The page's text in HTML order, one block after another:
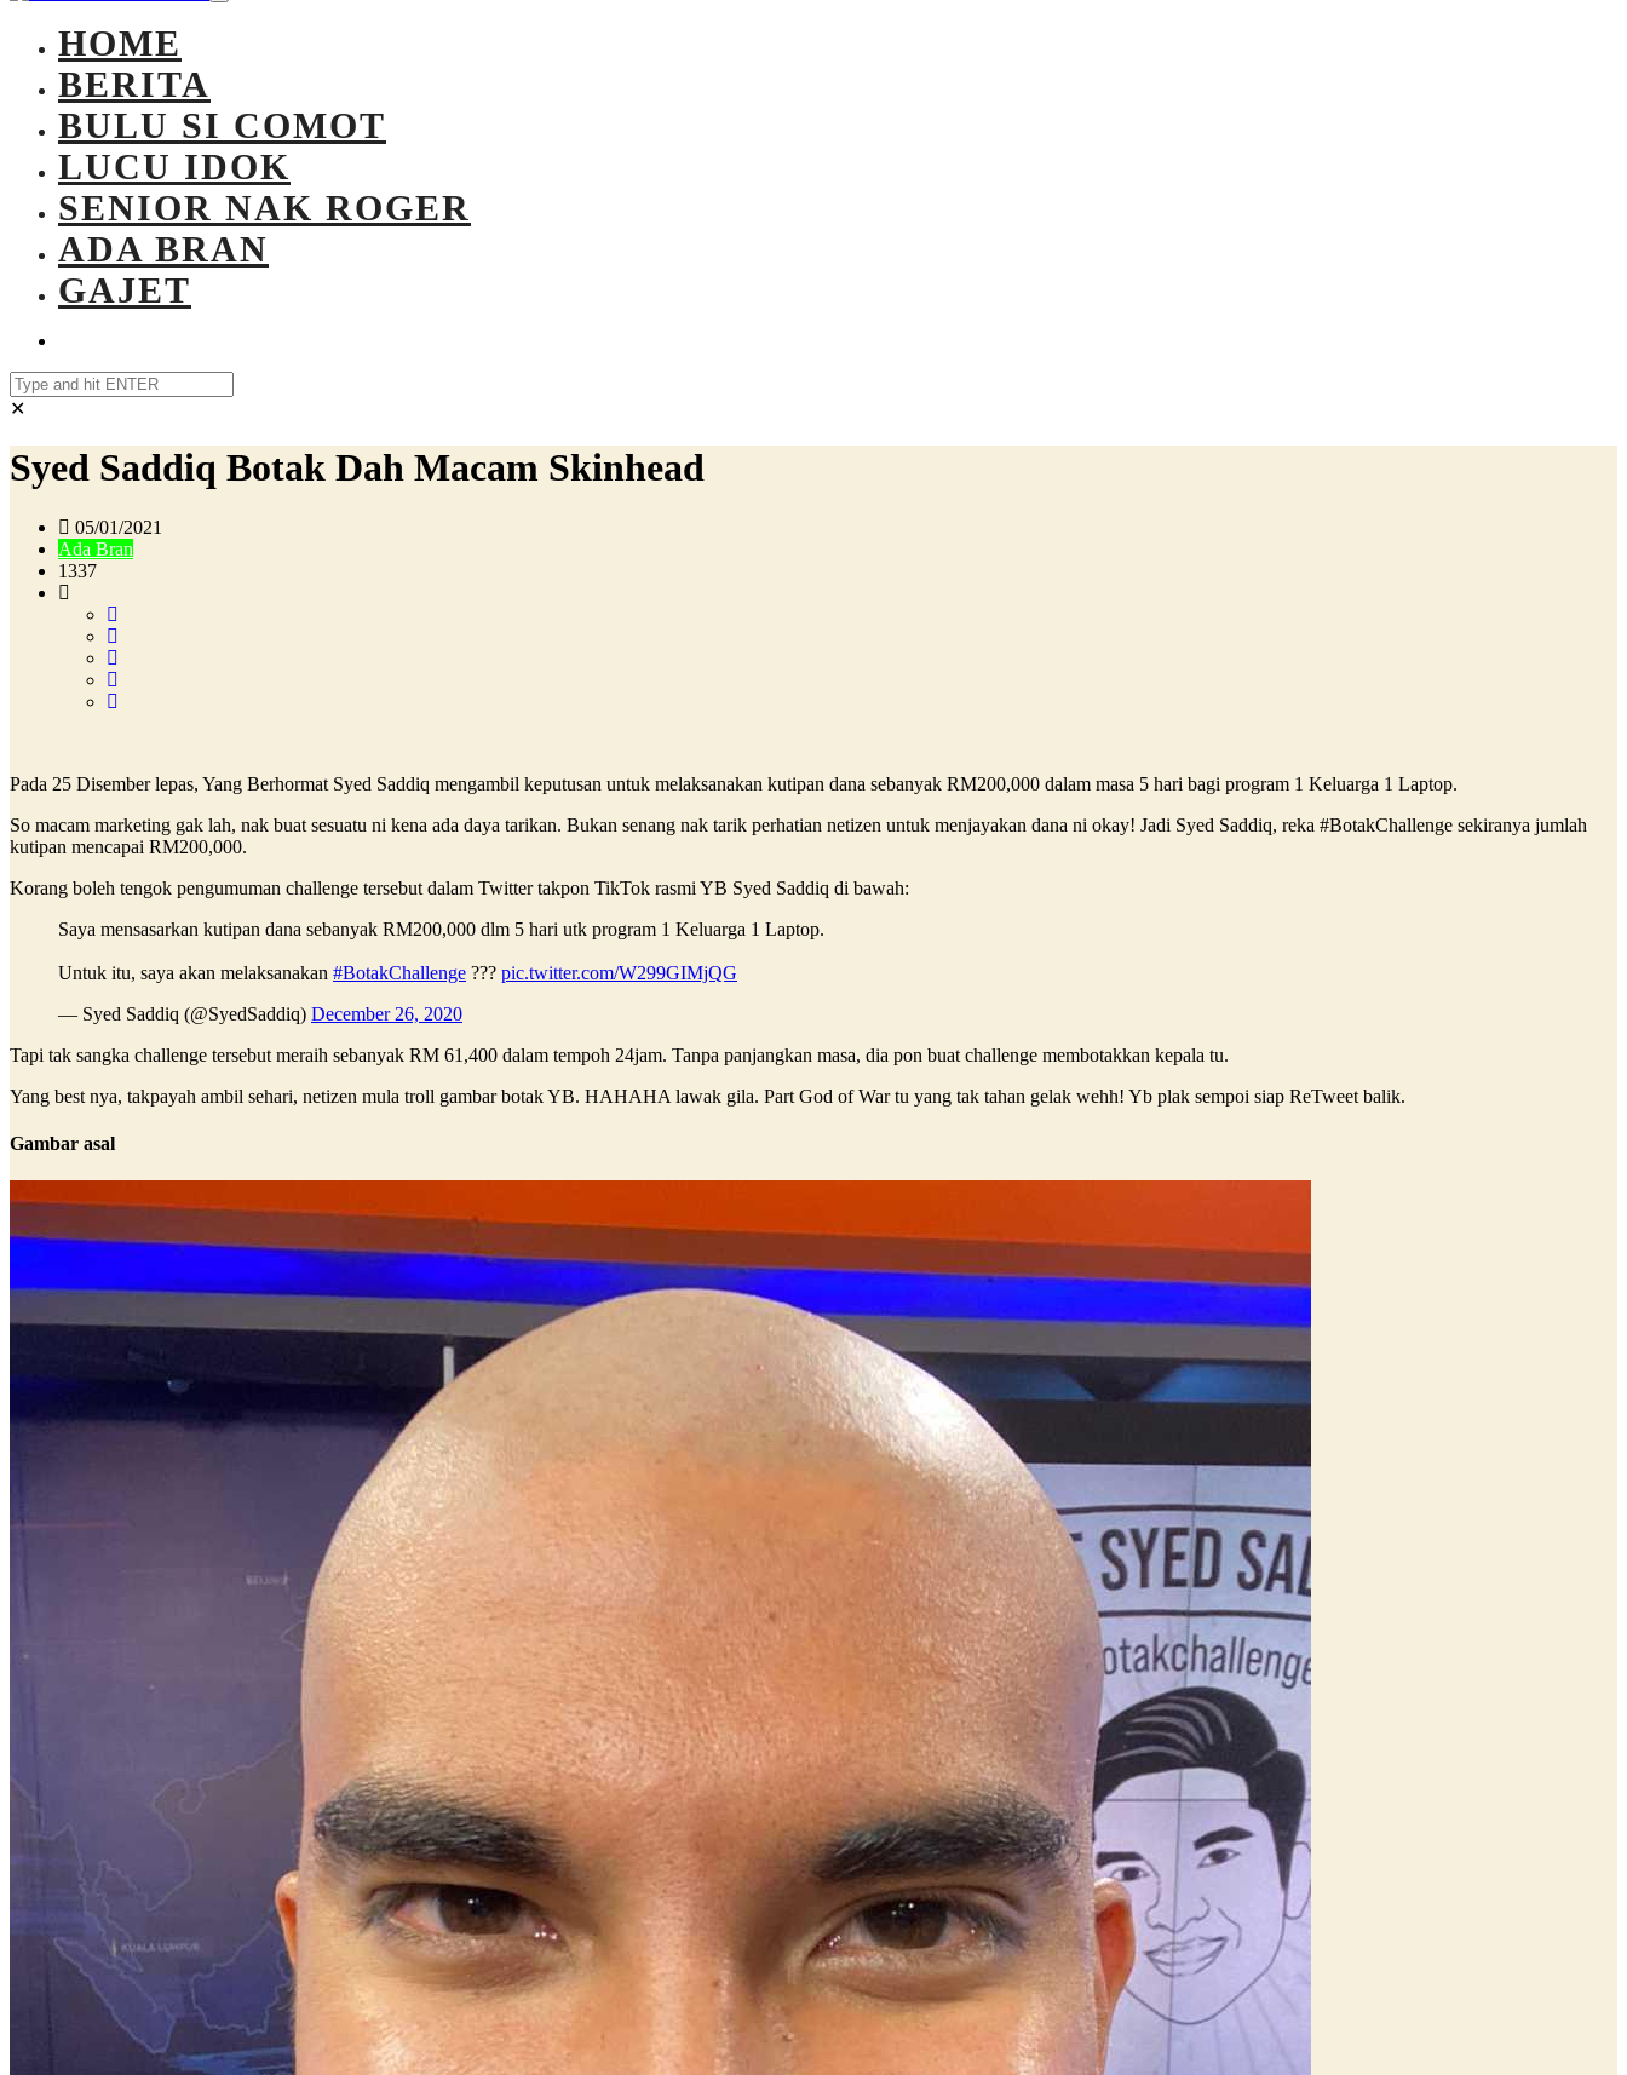
HOME
BERITA
BULU SI COMOT
LUCU IDOK
SENIOR NAK ROGER
ADA BRAN
GAJET
✕
Syed Saddiq Botak Dah Macam Skinhead
05/01/2021
Ada Bran
1337
Pada 25 Disember lepas, Yang Berhormat Syed Saddiq mengambil keputusan untuk melaksanakan kutipan dana sebanyak RM200,000 dalam masa 5 hari bagi program 1 Keluarga 1 Laptop.
So macam marketing gak lah, nak buat sesuatu ni kena ada daya tarikan. Bukan senang nak tarik perhatian netizen untuk menjayakan dana ni okay! Jadi Syed Saddiq, reka #BotakChallenge sekiranya jumlah
kutipan mencapai RM200,000.
Korang boleh tengok pengumuman challenge tersebut dalam Twitter takpon TikTok rasmi YB Syed Saddiq di bawah:
Saya mensasarkan kutipan dana sebanyak RM200,000 dlm 5 hari utk program 1 Keluarga 1 Laptop.
Untuk itu, saya akan melaksanakan #BotakChallenge ??‍? pic.twitter.com/W299GIMjQG
— Syed Saddiq (@SyedSaddiq) December 26, 2020
Tapi tak sangka challenge tersebut meraih sebanyak RM 61,400 dalam tempoh 24jam. Tanpa panjangkan masa, dia pon buat challenge membotakkan kepala tu.
Yang best nya, takpayah ambil sehari, netizen mula troll gambar botak YB. HAHAHA lawak gila. Part God of War tu yang tak tahan gelak wehh! Yb plak sempoi siap ReTweet balik.
Gambar asal